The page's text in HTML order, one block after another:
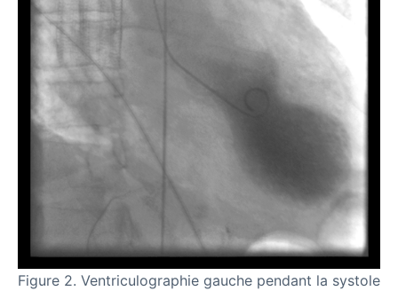
Figure 2. Ventriculographie gauche pendant la systole